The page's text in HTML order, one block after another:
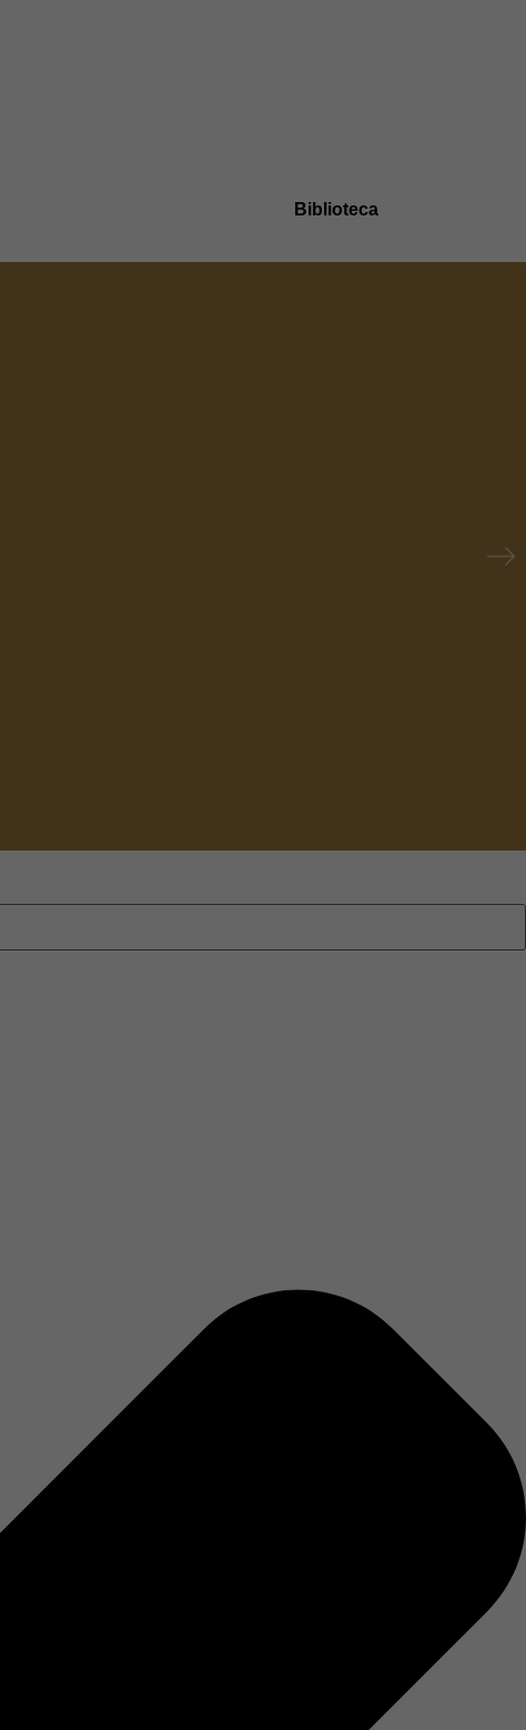
Biblioteca